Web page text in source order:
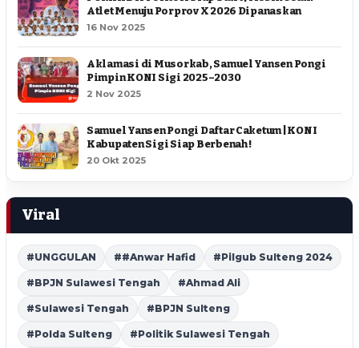
Atlet Menuju Porprov X 2026 Dipanaskan
16 Nov 2025
Aklamasi di Musorkab, Samuel Yansen Pongi
Pimpin KONI Sigi 2025–2030
2 Nov 2025
Samuel Yansen Pongi Daftar Caketum | KONI
Kabupaten Sigi Siap Berbenah !
20 Okt 2025
Viral
#UNGGULAN ##Anwar Hafid #Pilgub Sulteng 2024
#BPJN Sulawesi Tengah #Ahmad Ali
#Sulawesi Tengah #BPJN Sulteng
#Polda Sulteng #Politik Sulawesi Tengah